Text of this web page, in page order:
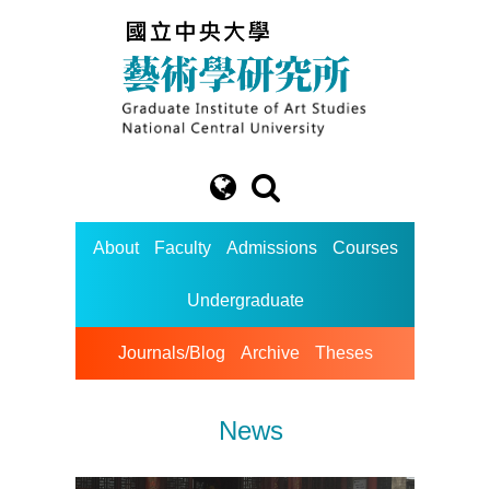
About Faculty Admissions Courses
Undergraduate
Journals/Blog Archive Theses
News